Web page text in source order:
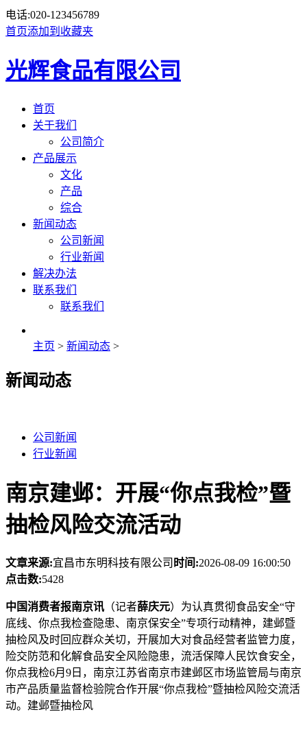
电话:020-123456789
首页添加到收藏夹
光辉食品有限公司
首页
关于我们
公司简介
产品展示
文化
产品
综合
新闻动态
公司新闻
行业新闻
解决办法
联系我们
联系我们
主页 > 新闻动态 >
新闻动态
公司新闻
行业新闻
南京建邺：开展“你点我检”暨
抽检风险交流活动
文章来源:宜昌市东明科技有限公司 时间:2026-08-09 16:00:50
点击数:5428
中国消费者报南京讯 （记者薛庆元）为认真贯彻食品安全“守
底线、你点我检查隐患、南京保安全”专项行动精神，建邺暨
抽检风及时回应群众关切，开展加大对食品经营者监管力度，
险交防范和化解食品安全风险隐患，流活保障人民饮食安全，
你点我检6月9日，南京江苏省南京市建邺区市场监管局与南京
市产品质量监督检验院合作开展“你点我检”暨抽检风险交流活
动。建邺暨抽检风